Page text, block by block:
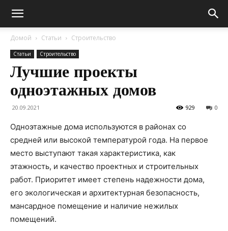
Домой Статьи Строительство
Статьи Строительство
Лучшие проекты
одноэтажных домов
20.09.2021 0
929
Одноэтажные дома используются в районах со
средней или высокой температурой года. На первое
место выступают такая характеристика, как
этажность, и качество проектных и строительных
работ. Приоритет имеет степень надежности дома,
его экологическая и архитектурная безопасность,
мансардное помещение и наличие нежилых
помещений.